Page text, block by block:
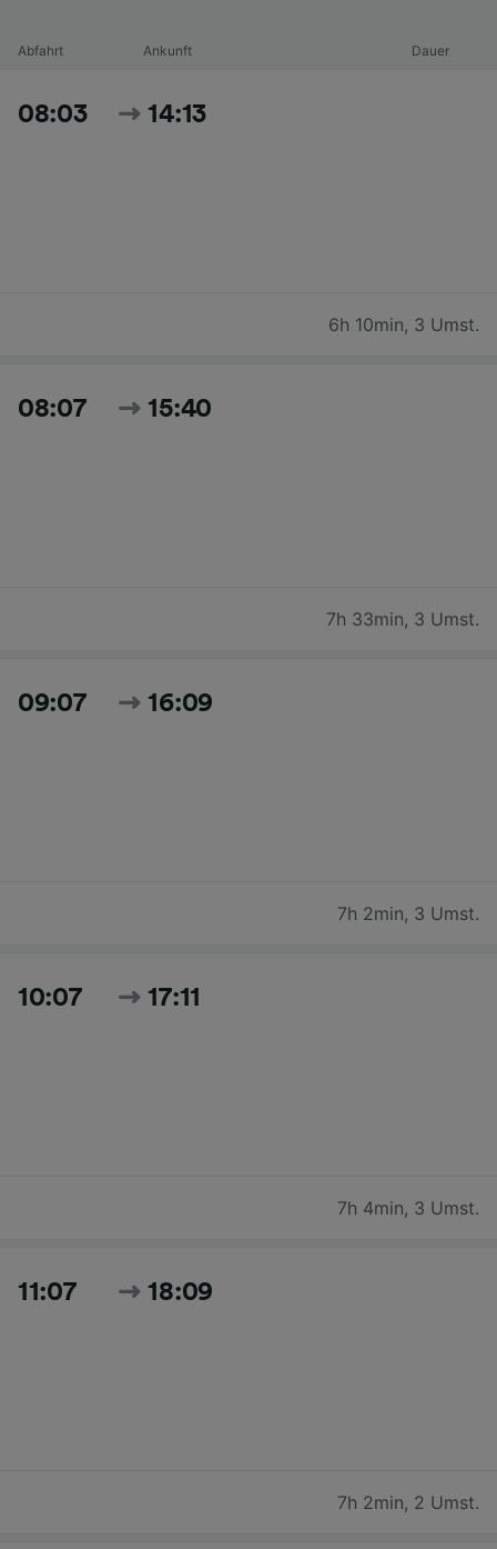
Abfahrt Ankunft Dauer
08:03 14:13
6h 10min, 3 Umst.
08:07 15:40
7h 33min, 3 Umst.
09:07 16:09
7h 2min, 3 Umst.
10:07 17:11
7h 4min, 3 Umst.
11:07 18:09
7h 2min, 2 Umst.